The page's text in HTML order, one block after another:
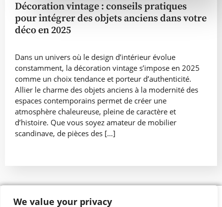
We value your privacy
Décoration vintage : conseils pratiques
pour intégrer des objets anciens dans votre
déco en 2025
Dans un univers où le design d’intérieur évolue
constamment, la décoration vintage s’impose en 2025
comme un choix tendance et porteur d’authenticité.
Allier le charme des objets anciens à la modernité des
espaces contemporains permet de créer une
atmosphère chaleureuse, pleine de caractère et
d’histoire. Que vous soyez amateur de mobilier
scandinave, de pièces des […]